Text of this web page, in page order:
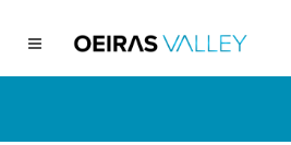
conteúdo
Toggle